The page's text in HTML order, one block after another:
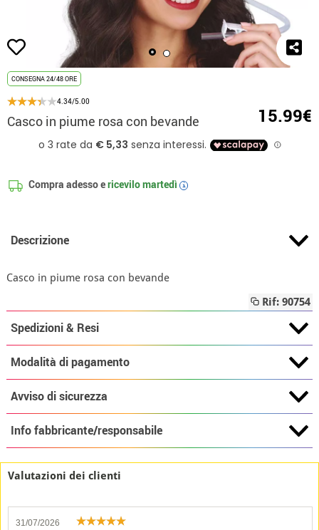
CONSEGNA 24/48 ORE
4.34/5.00
Casco in piume rosa con bevande 15.99€
Compra adesso ericevilomartedì i
Descrizione
Casco in piume rosa con bevande
Rif: 90754
Spedizioni & Resi
Modalità di pagamento
Avviso di sicurezza
Info fabbricante/responsabile
Valutazioni dei clienti
31/07/2026